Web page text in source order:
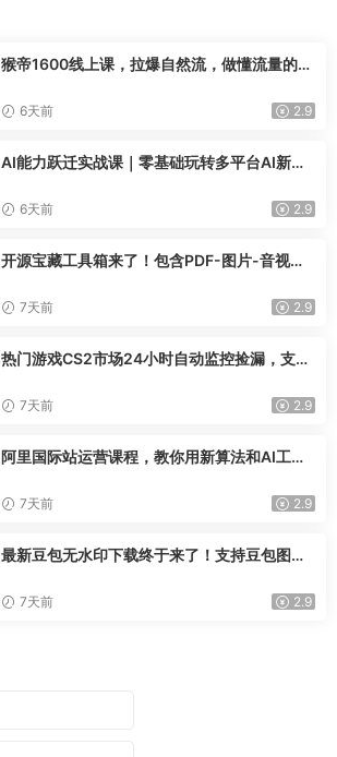
猴帝1600线上课，拉爆自然流，做懂流量的主
02】6天前 2.9
AI能力跃迁实战课｜零基础玩转多平台AI新范
6天前 2.9
开源宝藏工具箱来了！包含PDF-图片-音视频-
it-desktop
7天前 2.9
热门游戏CS2市场24小时自动监控捡漏，支持
300+【揭秘】
7天前 2.9
阿里国际站运营课程，教你用新算法和AI工
新2026年08月)
7天前 2.9
最新豆包无水印下载终于来了！支持豆包图片
载，浏览器插件(更新08月)
7天前 2.9